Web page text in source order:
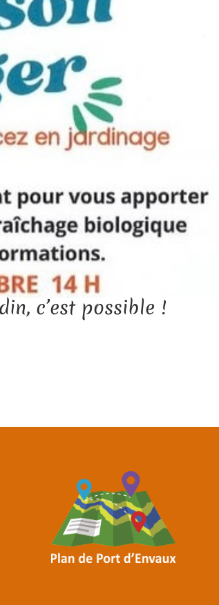
c’est possible !